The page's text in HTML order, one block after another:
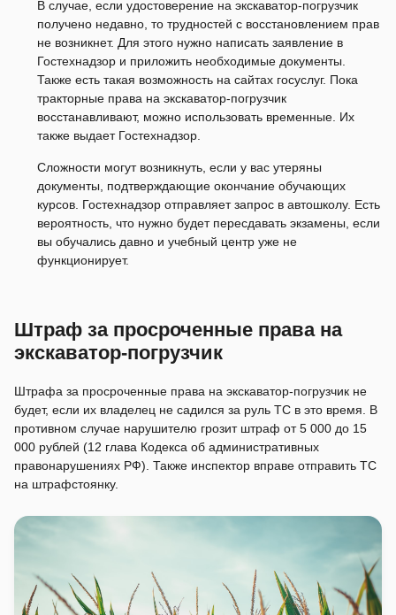
В случае, если удостоверение на экскаватор-погрузчик
получено недавно, то трудностей с восстановлением прав
не возникнет. Для этого нужно написать заявление в
Гостехнадзор и приложить необходимые документы.
Также есть такая возможность на сайтах госуслуг. Пока
тракторные права на экскаватор-погрузчик
восстанавливают, можно использовать временные. Их
также выдает Гостехнадзор.
Сложности могут возникнуть, если у вас утеряны
документы, подтверждающие окончание обучающих
курсов. Гостехнадзор отправляет запрос в автошколу. Есть
вероятность, что нужно будет пересдавать экзамены, если
вы обучались давно и учебный центр уже не
функционирует.
Штраф за просроченные права на
экскаватор-погрузчик
Штрафа за просроченные права на экскаватор-погрузчик не
будет, если их владелец не садился за руль ТС в это время. В
противном случае нарушителю грозит штраф от 5 000 до 15
000 рублей (12 глава Кодекса об административных
правонарушениях РФ). Также инспектор вправе отправить ТС
на штрафстоянку.